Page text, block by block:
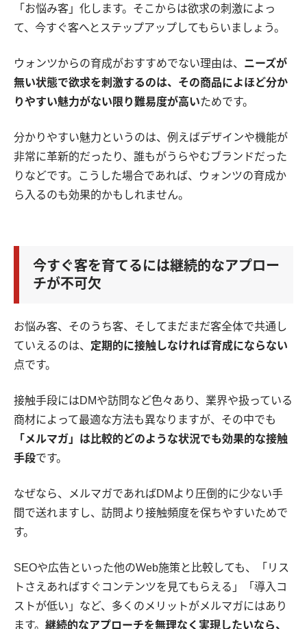
「お悩み客」化します。そこからは欲求の刺激によっ
て、今すぐ客へとステップアップしてもらいましょう。
ウォンツからの育成がおすすめでない理由は、 ニーズが
無い状態で欲求を刺激するのは、その商品によほど分か
りやすい魅力がない限り難易度が高いためです。
分かりやすい魅力というのは、例えばデザインや機能が
非常に革新的だったり、誰もがうらやむブランドだった
りなどです。こうした場合であれば、ウォンツの育成か
ら入るのも効果的かもしれません。
今すぐ客を育てるには継続的なアプロー
チが不可欠
お悩み客、そのうち客、そしてまだまだ客全体で共通し
ていえるのは、 定期的に接触しなければ育成にならない
点です。
接触手段にはDMや訪問など色々あり、業界や扱っている
商材によって最適な方法も異なりますが、その中でも
「メルマガ」は比較的どのような状況でも効果的な接触
手段です。
なぜなら、メルマガであればDMより圧倒的に少ない手
間で送れますし、訪問より接触頻度を保ちやすいためで
す。
SEOや広告といった他のWeb施策と比較しても、「リス
トさえあればすぐコンテンツを見てもらえる」「導入コ
ストが低い」など、多くのメリットがメルマガにはあり
ます。 継続的なアプローチを無理なく実現したいなら、